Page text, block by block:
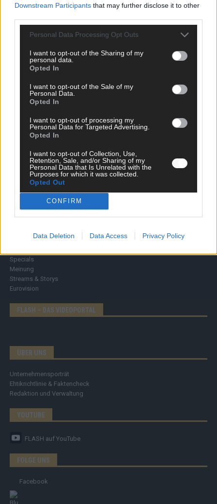
Downstream Participants that may further disclose it to other
Personal Data Processing Opt Outs
I want to opt-out of the Sharing of my
personal data.
Opted In
I want to opt-out of the Sale of my
Personal Data.
Opted In
I want to opt-out of processing my
Personal Data for Targeted Advertising.
Opted In
I want to opt-out of Collection, Use,
Retention, Sale, and/or Sharing of my
Personal Data that Is Unrelated with the
Purposes for which it was collected.
Opted Out
CONFIRM
Data Deletion Data Access Privacy Policy
News
Tipps & Tricks
Specials
Meinung
Streams & Storys
Eurovision
FLASH – DAS VIDEOPORTAL
ÜBER UNS
Unternehmensporträt
Ehtikrichtlinie & Faktencheck
Redaktion und Verwaltung
YOUTUBE
FLASH auf YouTube
FOLGE UNS
Facebook